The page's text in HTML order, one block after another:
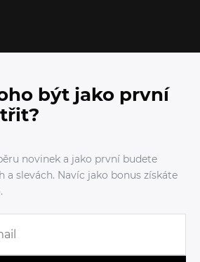
být jako první
novinek a jako první budete
a slevách. Navíc jako bonus získáte
.